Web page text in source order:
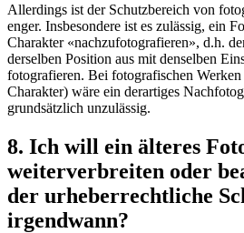
Allerdings ist der Schutzbereich von
enger. Insbesondere ist es zulässig, ein
Charakter «nachzufotografieren», d.h.
derselben Position aus mit denselben
fotografieren. Bei fotografischen
Charakter) wäre ein derartiges
grundsätzlich unzulässig.
8. Ich will ein älteres
weiterverbreiten oder
der urheberrechtliche
irgendwann?